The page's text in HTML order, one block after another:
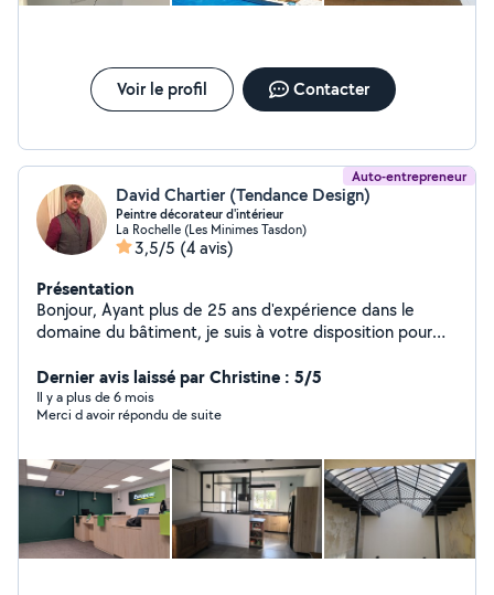
Voir le profil Contacter
Auto-entrepreneur
David Chartier (Tendance Design)
Peintre décorateur d'intérieur
La Rochelle (Les Minimes Tasdon)
3,5/5 (4 avis)
Présentation
Bonjour, Ayant plus de 25 ans d'expérience dans le
domaine du bâtiment, je suis à votre disposition pour
Dernier avis laissé par Christine : 5/5
Il y a plus de 6 mois
Merci d avoir répondu de suite